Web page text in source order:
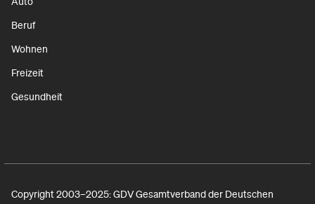
Beruf
Wohnen
Freizeit
Gesundheit
Copyright 2003–2025: GDV Gesamtverband der Deutschen